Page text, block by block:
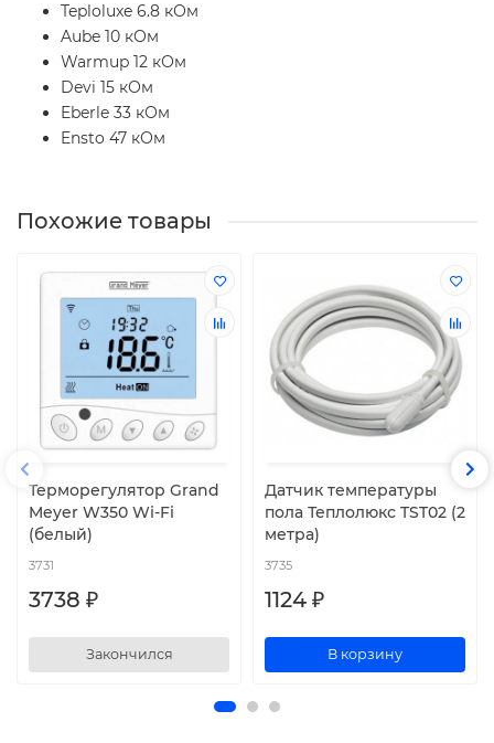
Teploluxe 6.8 кОм
Aube 10 кОм
Warmup 12 кОм
Devi 15 кОм
Eberle 33 кОм
Ensto 47 кОм
Похожие товары
Терморегулятор Grand
Meyer W350 Wi-Fi
(белый)
3731
3738 ₽
Закончился
Датчик температуры
пола Теплолюкс TST02 (2
метра)
3735
1124 ₽
В корзину